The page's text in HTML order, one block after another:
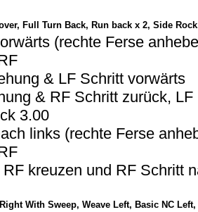
Full Turn Back, Run back x 2, Side
(rechte Ferse
& LF Schritt vorwärts
& RF Schritt zurück, LF
3.00
links (rechte Ferse
kreuzen und RF Schritt
With Sweep, Weave Left, Basic NC